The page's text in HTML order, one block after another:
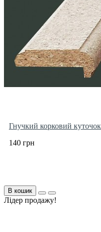
Гнучкий корковий
140 грн
В кошик
Лідер продажу!